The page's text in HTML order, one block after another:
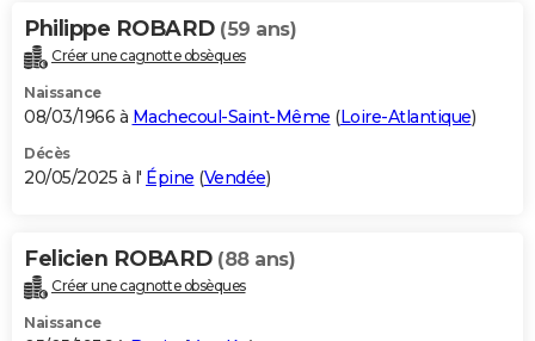
Philippe ROBARD (59 ans)
Créer une cagnotte obsèques
Naissance
08/03/1966 à Machecoul-Saint-Même (Loire-Atlantique)
Décès
20/05/2025 à l' Épine (Vendée)
Felicien ROBARD (88 ans)
Créer une cagnotte obsèques
Naissance